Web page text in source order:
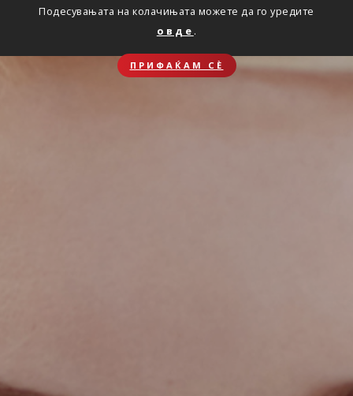
Подесувањата на колачињата можете да го уредите
овде .
ПРИФАЌАМ СЀ